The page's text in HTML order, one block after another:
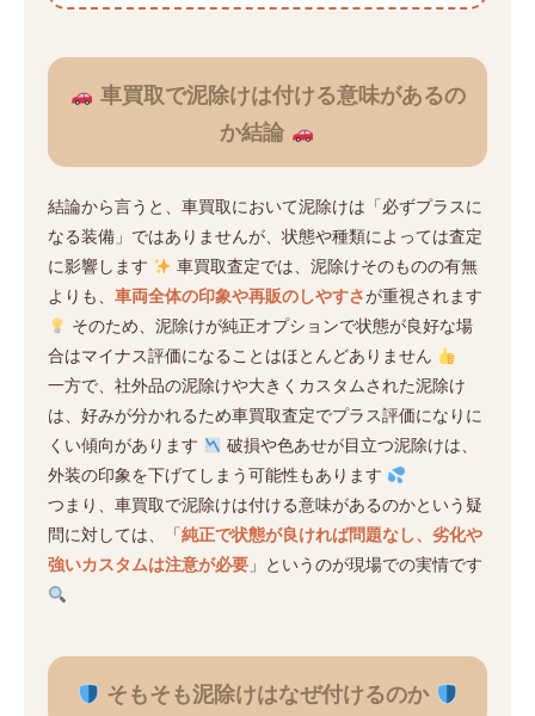
車買取で泥除けは付ける意味があるの
か結論
結論から言うと、車買取において泥除けは「必ずプラスに
なる装備」ではありませんが、状態や種類によっては査定
に影響します
車買取査定では、泥除けそのものの有無
よりも、 車両全体の印象や再販のしやすさが重視されます
そのため、泥除けが純正オプションで状態が良好な場
合はマイナス評価になることはほとんどありません
一方で、社外品の泥除けや大きくカスタムされた泥除け
は、好みが分かれるため車買取査定でプラス評価になりに
くい傾向があります
破損や色あせが目立つ泥除けは、
外装の印象を下げてしまう可能性もあります
つまり、車買取で泥除けは付ける意味があるのかという疑
問に対しては、「純正で状態が良ければ問題なし、劣化や
強いカスタムは注意が必要 」というのが現場での実情です
そもそも泥除けはなぜ付けるのか